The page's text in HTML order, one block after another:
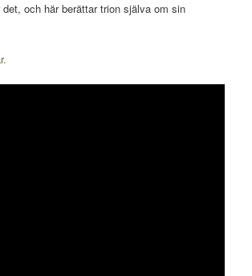
och här berättar trion själva om sin